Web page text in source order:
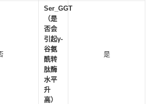
Ser_GGT
（是
否会
引起γ-
谷氨
酰转
肽酶
水平
升
高）
是